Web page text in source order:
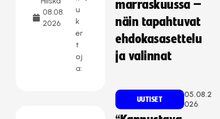
08.08.
2026
u
k
er
t
oj
a:
marraskuussa –
näin tapahtuvat
ehdokasasettelu
ja valinnat
UUTISET
05.08.2
026